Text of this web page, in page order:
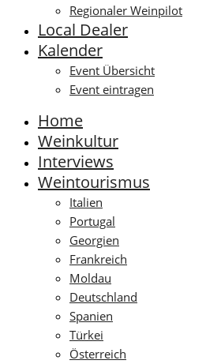
Regionaler Weinpilot
Local Dealer
Kalender
Event Übersicht
Event eintragen
Home
Weinkultur
Interviews
Weintourismus
Italien
Portugal
Georgien
Frankreich
Moldau
Deutschland
Spanien
Türkei
Österreich